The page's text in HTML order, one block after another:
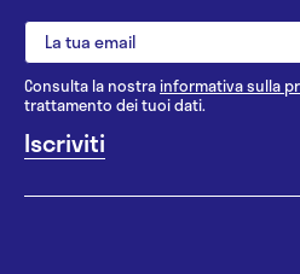
Consulta la nostrainformativa sulla
trattamento dei tuoi dati.